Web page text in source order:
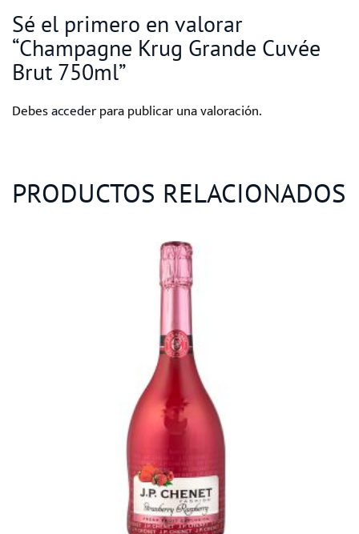
Sé el primero en valorar
“Champagne Krug Grande Cuvée
Brut 750ml”
Debesaccederpara publicar una valoración.
PRODUCTOS RELACIONADOS